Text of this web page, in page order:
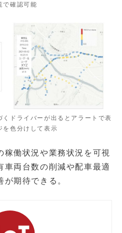
で確認可能
ドライバーが出るとアラートで表
色分けして表示
稼働状況や業務状況を可視
車両台数の削減や配車最適
期待できる。